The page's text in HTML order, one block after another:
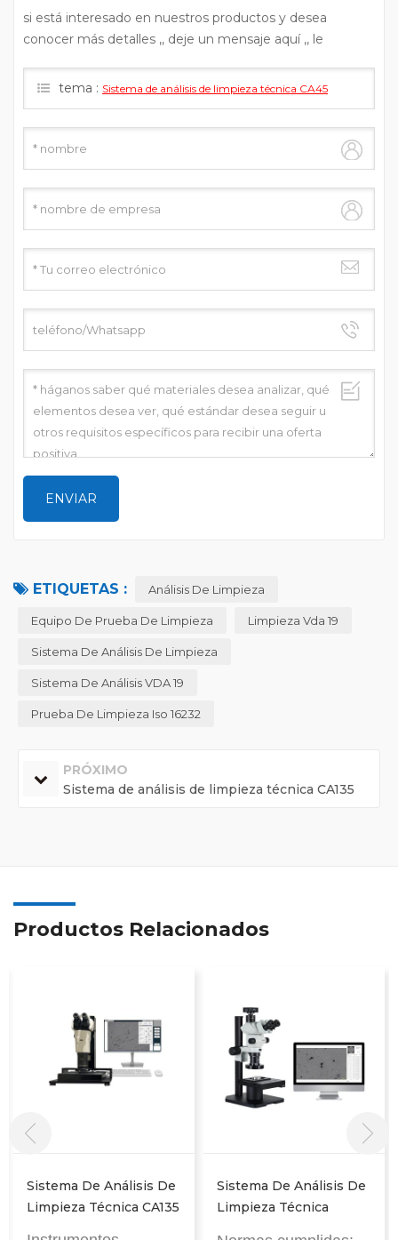
si está interesado en nuestros productos y desea
conocer más detalles ,, deje un mensaje aquí ,, le
tema : Sistema de análisis de limpieza técnica CA45
ETIQUETAS : Análisis De Limpieza
Equipo De Prueba De Limpieza Limpieza Vda 19
Sistema De Análisis De Limpieza
Sistema De Análisis VDA 19
Prueba De Limpieza Iso 16232
PRÓXIMO
Sistema de análisis de limpieza técnica CA135
Productos Relacionados
Sistema De Análisis De
Limpieza Técnica CA135
Sistema De Análisis De
Limpieza Técnica